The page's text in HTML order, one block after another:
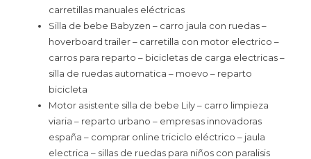
carretillas manuales eléctricas
Silla de bebe Babyzen – carro jaula con ruedas –
hoverboard trailer – carretilla con motor electrico –
carros para reparto – bicicletas de carga electricas –
silla de ruedas automatica – moevo – reparto
bicicleta
Motor asistente silla de bebe Lily – carro limpieza
viaria – reparto urbano – empresas innovadoras
españa – comprar online triciclo eléctrico – jaula
electrica – sillas de ruedas para niños con paralisis